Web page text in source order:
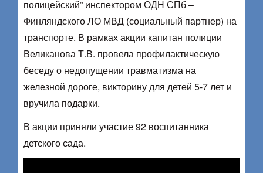
полицейский” инспектором ОДН СПб –
Финляндского ЛО МВД (социальный партнер) на
транспорте. В рамках акции капитан полиции
Великанова Т.В. провела профилактическую
беседу о недопущении травматизма на
железной дороге, викторину для детей 5-7 лет и
вручила подарки.
В акции приняли участие 92 воспитанника
детского сада.